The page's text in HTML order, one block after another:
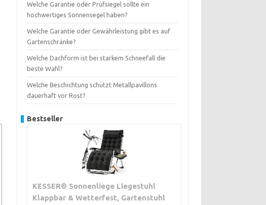
Welche Garantie oder Prüfsiegel sollte ein
hochwertiges Sonnensegel haben?
Welche Garantie oder Gewährleistung gibt es auf
Gartenschränke?
Welche Dachform ist bei starkem Schneefall die
beste Wahl?
Welche Beschichtung schützt Metallpavillons
dauerhaft vor Rost?
Bestseller
KESSER® Sonnenliege Liegestuhl
Klappbar & Wetterfest, Gartenstuhl